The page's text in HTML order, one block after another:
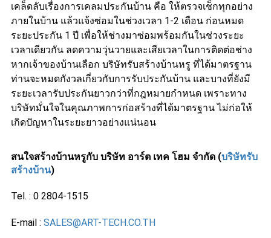
เคล็ดลับเรื่องการเคลมประกันบ้าน คือ ให้ตรวจเช็กทุกอย่าง
ภายในบ้าน แล้วแจ้งซ่อมในช่วงเวลา 1-2 เดือน ก่อนหมด
ระยะประกัน 1 ปี เพื่อให้ช่างมาซ่อมพร้อมกันในช่วงระยะ
เวลาเดียวกัน ลดความวุ่นวายและเสียเวลาในการติดต่อช่าง
หากเจ้าของบ้านเลือก บริษัทรับสร้างบ้านหรู ที่ได้มาตรฐาน
ท่านจะหมดกังวลเกี่ยวกับการรับประกันบ้าน และบางที่ยังมี
ระยะเวลารับประกันยาวกว่าที่กฎหมายกำหนด เพราะทาง
บริษัทมั่นใจในคุณภาพการก่อสร้างที่ได้มาตรฐาน ไม่ก่อให้
เกิดปัญหาในระยะยาวอย่างแน่นอน
สนใจสร้างบ้านหรูกับ บริษัท อาร์ต เทค โฮม จำกัด(บริษัทรับ
สร้างบ้าน)
Tel. : 0 2804-1515
E-mail : SALES@ART-TECH.CO.TH